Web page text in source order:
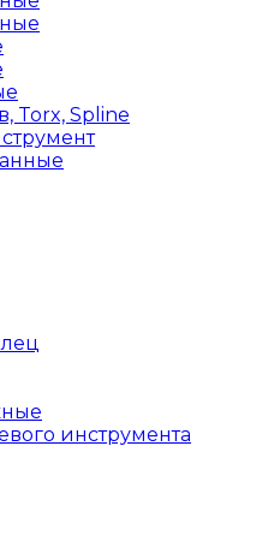
Torx, Spline
инструмента